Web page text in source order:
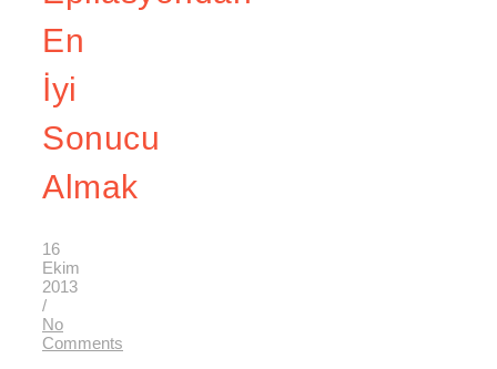
En
İyi
Sonucu
Almak
16
Ekim
2013
/
No
Comments